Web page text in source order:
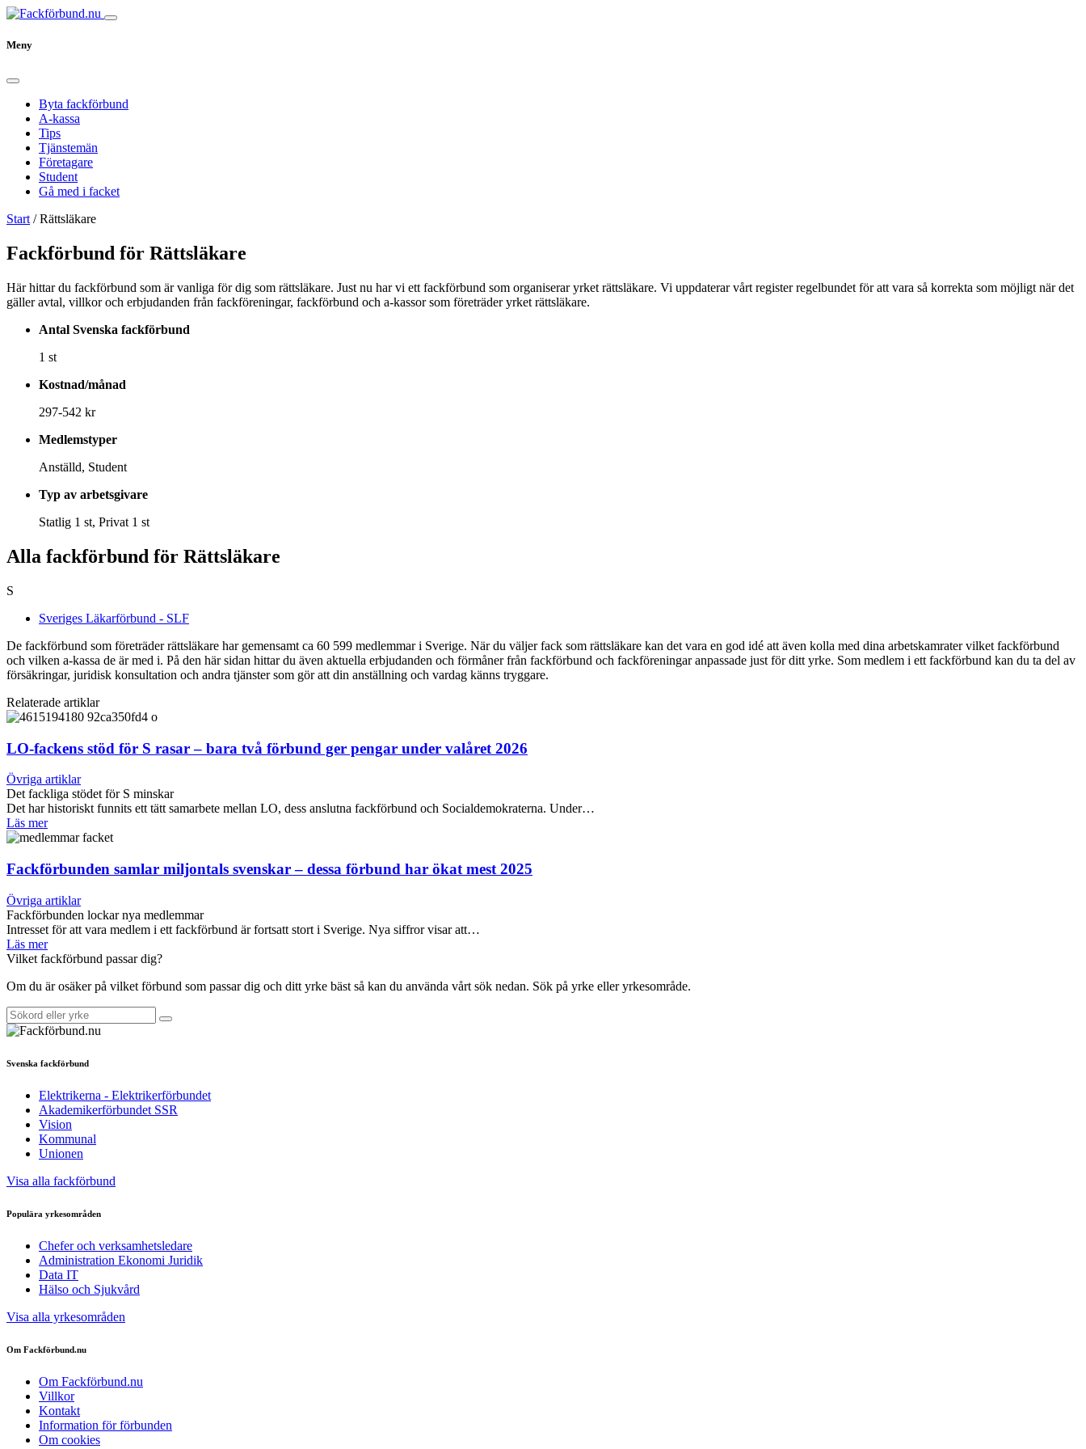
Meny
Byta fackförbund
A-kassa
Tips
Tjänstemän
Företagare
Student
Gå med i facket
Start /Rättsläkare
Fackförbund för Rättsläkare
Här hittar du fackförbund som är vanliga för dig som rättsläkare. Just nu har vi ett fackförbund som organiserar yrket rättsläkare. Vi uppdaterar vårt register regelbundet för att vara så korrekta som möjligt när det
gäller avtal, villkor och erbjudanden från fackföreningar, fackförbund och a-kassor som företräder yrket rättsläkare.
Antal Svenska fackförbund
1 st
Kostnad/månad
297-542 kr
Medlemstyper
Anställd, Student
Typ av arbetsgivare
Statlig 1 st, Privat 1 st
Alla fackförbund för Rättsläkare
S
Sveriges Läkarförbund - SLF
De fackförbund som företräder rättsläkare har gemensamt ca 60 599 medlemmar i Sverige. När du väljer fack som rättsläkare kan det vara en god idé att även kolla med dina arbetskamrater vilket fackförbund
och vilken a-kassa de är med i. På den här sidan hittar du även aktuella erbjudanden och förmåner från fackförbund och fackföreningar anpassade just för ditt yrke. Som medlem i ett fackförbund kan du ta del av
försäkringar, juridisk konsultation och andra tjänster som gör att din anställning och vardag känns tryggare.
Relaterade artiklar
LO-fackens stöd för S rasar – bara två förbund ger pengar under valåret 2026
Övriga artiklar
Det fackliga stödet för S minskar
Det har historiskt funnits ett tätt samarbete mellan LO, dess anslutna fackförbund och Socialdemokraterna. Under…
Läs mer
Fackförbunden samlar miljontals svenskar – dessa förbund har ökat mest 2025
Övriga artiklar
Fackförbunden lockar nya medlemmar
Intresset för att vara medlem i ett fackförbund är fortsatt stort i Sverige. Nya siffror visar att…
Läs mer
Vilket fackförbund passar dig?
Om du är osäker på vilket förbund som passar dig och ditt yrke bäst så kan du använda vårt sök nedan. Sök på yrke eller yrkesområde.
Svenska fackförbund
Elektrikerna - Elektrikerförbundet
Akademikerförbundet SSR
Vision
Kommunal
Unionen
Visa alla fackförbund
Populära yrkesområden
Chefer och verksamhetsledare
Administration Ekonomi Juridik
Data IT
Hälso och Sjukvård
Visa alla yrkesområden
Om Fackförbund.nu
Om Fackförbund.nu
Villkor
Kontakt
Information för förbunden
Om cookies